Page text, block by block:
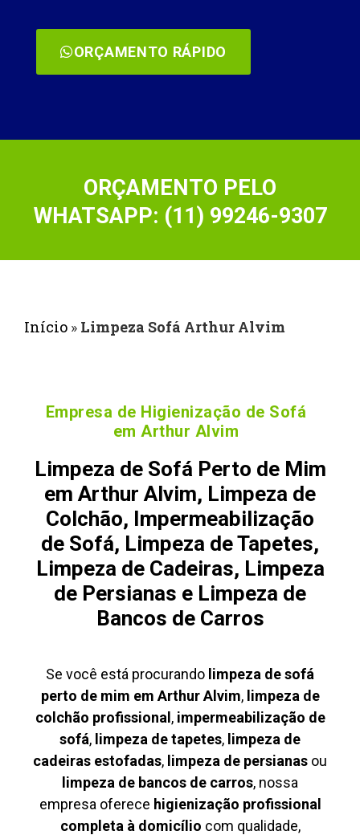
ORÇAMENTO RÁPIDO
ORÇAMENTO PELO
WHATSAPP: (11) 99246-9307
Início » Limpeza Sofá Arthur Alvim
Empresa de Higienização de Sofá
em Arthur Alvim
Limpeza de Sofá Perto de Mim
em Arthur Alvim, Limpeza de
Colchão, Impermeabilização
de Sofá, Limpeza de Tapetes,
Limpeza de Cadeiras, Limpeza
de Persianas e Limpeza de
Bancos de Carros
Se você está procurando limpeza de sofá
perto de mim em Arthur Alvim, limpeza de
colchão profissional , impermeabilização de
sofá, limpeza de tapetes, limpeza de
cadeiras estofadas, limpeza de persianas ou
limpeza de bancos de carros, nossa
empresa oferece higienização profissional
completa à domicílio com qualidade,